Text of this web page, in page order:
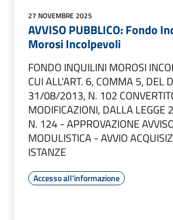
27 NOVEMBRE 2025
AVVISO PUBBLICO: Fondo
Morosi Incolpevoli
FONDO INQUILINI MOROSI
CUI ALL'ART. 6, COMMA 5, DEL
31/08/2013, N. 102
MODIFICAZIONI, DALLA
N. 124 - APPROVAZIONE
MODULISTICA - AVVIO
ISTANZE
Accesso all'informazione